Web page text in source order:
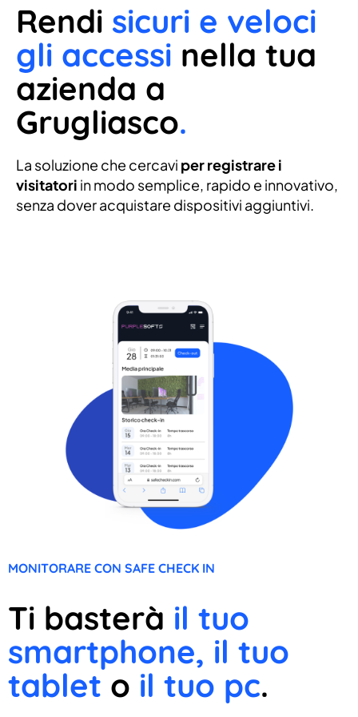
Rendi sicuri e veloci
gli accessi nella tua
azienda a
Grugliasco.
La soluzione che cercavi per registrare i
visitatori in modo semplice, rapido e innovativo,
senza dover acquistare dispositivi aggiuntivi.
MONITORARE CON SAFE CHECK IN
Ti basterà il tuo
smartphone, il tuo
tablet o il tuo pc.